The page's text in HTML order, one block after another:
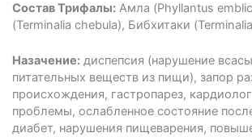
Состав Трифалы:Амла (Phyllantus
(Terminalia chebula), Бибхитаки
Назачение:диспепсия (нарушение
питательных веществ из пищи), запор
происхождения, гастропарез,
проблемы, ослабленное состояние
диабет, нарушения пищеварения,